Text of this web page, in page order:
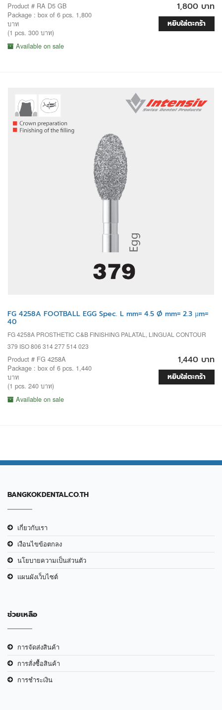
Product # RA D5 GB
Package : box of 6 pcs. 1,800
บาท
(1 pcs. 300 บาท)
Available on sale
1,800 บาท
หยิบใส่ตะกร้า
FG 4258A FOOTBALL EGG Spec. L mm= 4.5 Ø mm= 2.3 µm=
40
FG 4258A PROSTHETIC C&B FINISHING PALATAL, LINGUAL CONTOUR
379 ISO 806 314 277 514 023
Product # FG 4258A
Package : box of 6 pcs. 1,440
บาท
(1 pcs. 240 บาท)
Available on sale
1,440 บาท
หยิบใส่ตะกร้า
BANGKOKDENTAL.CO.TH
เกี่ยวกับเรา
เงือนไขข้อตกลง
นโยบายความเป็นส่วนตัว
แผนผังเว็บไซต์
ช่วยเหลือ
การจัดส่งสินค้า
การสั่งซื้อสินค้า
การชำระเงิน